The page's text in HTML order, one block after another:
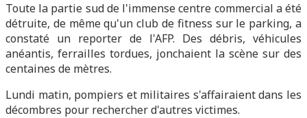
Toute la partie sud de l'immense centre commercial a été
détruite, de même qu'un club de fitness sur le parking, a
constaté un reporter de l'AFP. Des débris, véhicules
anéantis, ferrailles tordues, jonchaient la scène sur des
centaines de mètres.
Lundi matin, pompiers et militaires s'affairaient dans les
décombres pour rechercher d'autres victimes.